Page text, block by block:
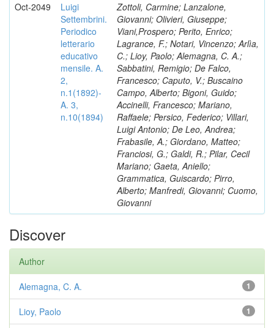
Oct-2049
Luigi
Settembrini.
Periodico
letterario
educativo
mensile. A.
2,
n.1(1892)-
A. 3,
n.10(1894)
Zottoli, Carmine; Lanzalone,
Giovanni; Olivieri, Giuseppe;
Viani,Prospero; Perito, Enrico;
Lagrance, F.; Notari, Vincenzo; Arlìa,
C.; Lioy, Paolo; Alemagna, C. A.;
Sabbatini, Remigio; De Falco,
Francesco; Caputo, V.; Buscaino
Campo, Alberto; Bigoni, Guido;
Accinelli, Francesco; Mariano,
Raffaele; Persico, Federico; Villari,
Luigi Antonio; De Leo, Andrea;
Frabasile, A.; Giordano, Matteo;
Franciosi, G.; Galdi, R.; Pilar, Cecil
Mariano; Gaeta, Aniello;
Grammatica, Guiscardo; Pirro,
Alberto; Manfredi, Giovanni; Cuomo,
Giovanni
Discover
Author
1
Alemagna, C. A.
1
Lioy, Paolo